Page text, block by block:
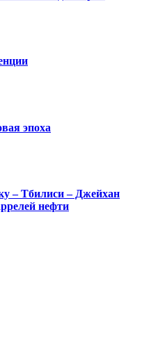
эпоха
– Тбилиси – Джейхан
нефти